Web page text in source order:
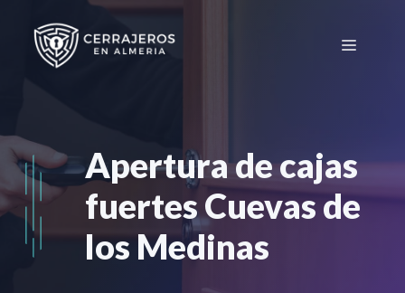
contenido
Menú
Apertura de cajas
fuertes Cuevas de
los Medinas